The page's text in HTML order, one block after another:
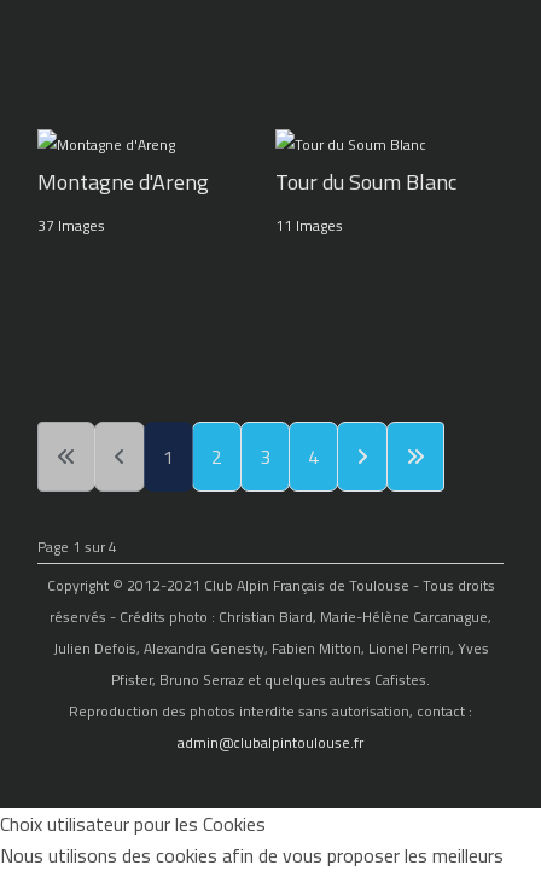
Montagne d'Areng
37 Images
Tour du Soum Blanc
11 Images
1 2 3 4
Page 1 sur 4
Copyright © 2012-2021 Club Alpin Français de Toulouse - Tous droits
réservés - Crédits photo : Christian Biard, Marie-Hélène Carcanague,
Julien Defois, Alexandra Genesty, Fabien Mitton, Lionel Perrin, Yves
Pfister, Bruno Serraz et quelques autres Cafistes.
Reproduction des photos interdite sans autorisation, contact :
admin@clubalpintoulouse.fr
Choix utilisateur pour les Cookies
Nous utilisons des cookies afin de vous proposer les meilleurs